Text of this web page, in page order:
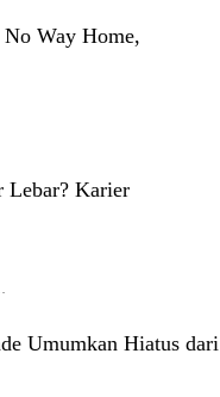
Way Home,
Lebar? Karier
Umumkan Hiatus dari